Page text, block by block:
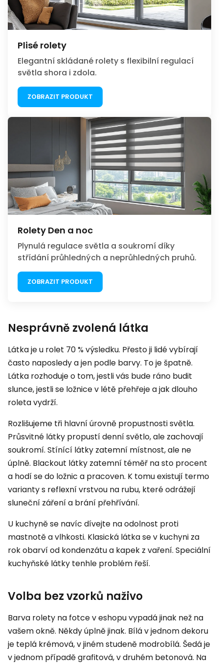
Plisé rolety
Elegantní skládané rolety s flexibilní regulací
světla shora i zdola.
ZOBRAZIT PRODUKT
Rolety Den a noc
Plynulá regulace světla a soukromí díky
střídání průhledných a neprůhledných pruhů.
ZOBRAZIT PRODUKT
Nesprávně zvolená látka
Látka je u rolet 70 % výsledku. Přesto ji lidé vybírají
často naposledy a jen podle barvy. To je špatně.
Látka rozhoduje o tom, jestli vás bude ráno budit
slunce, jestli se ložnice v létě přehřeje a jak dlouho
roleta vydrží.
Rozlišujeme tři hlavní úrovně propustnosti světla.
Průsvitné látky propustí denní světlo, ale zachovají
soukromí. Stínící látky zatemní místnost, ale ne
úplně. Blackout látky zatemní téměř na sto procent
a hodí se do ložnic a pracoven. K tomu existují termo
varianty s reflexní vrstvou na rubu, které odrážejí
sluneční záření a brání přehřívání.
U kuchyně se navíc dívejte na odolnost proti
mastnotě a vlhkosti. Klasická látka se v kuchyni za
rok obarví od kondenzátu a kapek z vaření. Speciální
kuchyňské látky tenhle problém řeší.
Volba bez vzorků naživo
Barva rolety na fotce v eshopu vypadá jinak než na
vašem okně. Někdy úplně jinak. Bílá v jednom dekoru
je teplá krémová, v jiném studeně modrobílá. Šedá je
v jednom případě grafitová, v druhém betonová. Na